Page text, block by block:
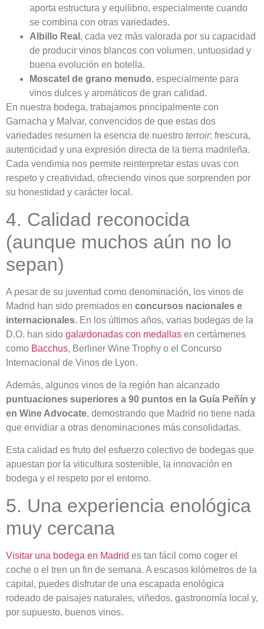
aporta estructura y equilibrio, especialmente cuando
se combina con otras variedades.
Albillo Real , cada vez más valorada por su capacidad
de producir vinos blancos con volumen, untuosidad y
buena evolución en botella.
Moscatel de grano menudo, especialmente para
vinos dulces y aromáticos de gran calidad.
En nuestra bodega, trabajamos principalmente con
Garnacha y Malvar, convencidos de que estas dos
variedades resumen la esencia de nuestro terroir: frescura,
autenticidad y una expresión directa de la tierra madrileña.
Cada vendimia nos permite reinterpretar estas uvas con
respeto y creatividad, ofreciendo vinos que sorprenden por
su honestidad y carácter local.
4. Calidad reconocida
(aunque muchos aún no lo
sepan)
A pesar de su juventud como denominación, los vinos de
Madrid han sido premiados en concursos nacionales e
internacionales. En los últimos años, varias bodegas de la
D.O. han sido galardonadas con medallas en certámenes
como Bacchus, Berliner Wine Trophy o el Concurso
Internacional de Vinos de Lyon.
Además, algunos vinos de la región han alcanzado
puntuaciones superiores a 90 puntos en la Guía Peñín y
en Wine Advocate, demostrando que Madrid no tiene nada
que envidiar a otras denominaciones más consolidadas.
Esta calidad es fruto del esfuerzo colectivo de bodegas que
apuestan por la viticultura sostenible, la innovación en
bodega y el respeto por el entorno.
5. Una experiencia enológica
muy cercana
Visitar una bodega en Madrid es tan fácil como coger el
coche o el tren un fin de semana. A escasos kilómetros de la
capital, puedes disfrutar de una escapada enológica
rodeado de paisajes naturales, viñedos, gastronomía local y,
por supuesto, buenos vinos.